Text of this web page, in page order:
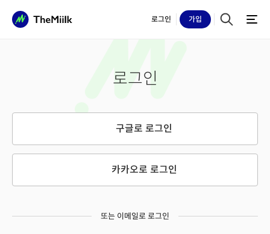
로그인 가입
로그인
구글로 로그인
카카오로 로그인
또는 이메일로 로그인